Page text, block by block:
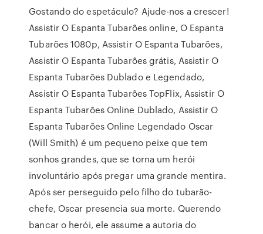
Gostando do espetáculo? Ajude-nos a crescer!
Assistir O Espanta Tubarões online, O Espanta
Tubarões 1080p, Assistir O Espanta Tubarões,
Assistir O Espanta Tubarões grátis, Assistir O
Espanta Tubarões Dublado e Legendado,
Assistir O Espanta Tubarões TopFlix, Assistir O
Espanta Tubarões Online Dublado, Assistir O
Espanta Tubarões Online Legendado Oscar
(Will Smith) é um pequeno peixe que tem
sonhos grandes, que se torna um herói
involuntário após pregar uma grande mentira.
Após ser perseguido pelo filho do tubarão-
chefe, Oscar presencia sua morte. Querendo
bancar o herói, ele assume a autoria do